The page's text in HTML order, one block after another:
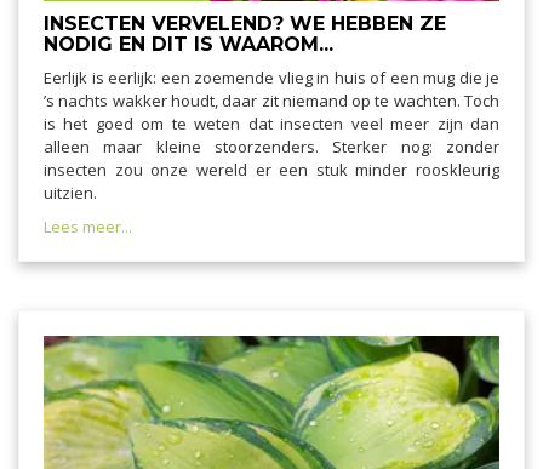
INSECTEN VERVELEND? WE HEBBEN ZE
NODIG EN DIT IS WAAROM...
Eerlijk is eerlijk: een zoemende vlieg in huis of een mug die je
’s nachts wakker houdt, daar zit niemand op te wachten. Toch
is het goed om te weten dat insecten veel meer zijn dan
alleen maar kleine stoorzenders. Sterker nog: zonder
insecten zou onze wereld er een stuk minder rooskleurig
uitzien.
Lees meer...